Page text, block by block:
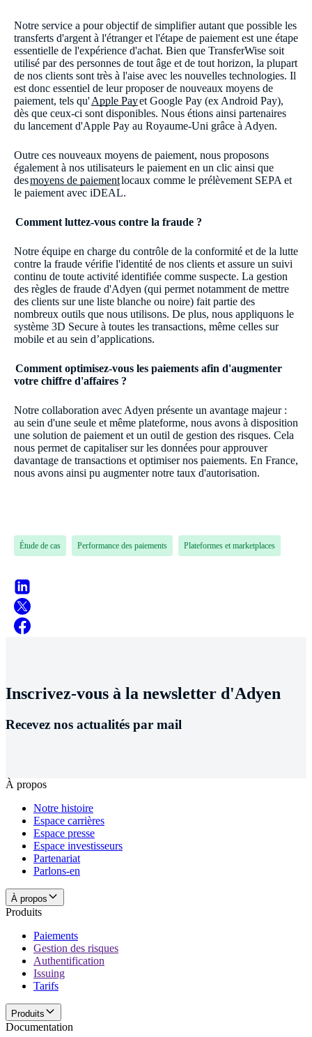
Notre service a pour objectif de simplifier autant que possible les
transferts d'argent à l'étranger et l'étape de paiement est une étape
essentielle de l'expérience d'achat. Bien que TransferWise soit
utilisé par des personnes de tout âge et de tout horizon, la plupart
de nos clients sont très à l'aise avec les nouvelles technologies. Il
est donc essentiel de leur proposer de nouveaux moyens de
paiement, tels qu'Apple Payet Google Pay (ex Android Pay),
dès que ceux-ci sont disponibles. Nous étions ainsi partenaires
du lancement d'Apple Pay au Royaume-Uni grâce à Adyen.
Outre ces nouveaux moyens de paiement, nous proposons
également à nos utilisateurs le paiement en un clic ainsi que
desmoyens de paiementlocaux comme le prélèvement SEPA et
le paiement avec iDEAL.
Comment luttez-vous contre la fraude ?
Notre équipe en charge du contrôle de la conformité et de la lutte
contre la fraude vérifie l'identité de nos clients et assure un suivi
continu de toute activité identifiée comme suspecte. La gestion
des règles de fraude d'Adyen (qui permet notamment de mettre
des clients sur une liste blanche ou noire) fait partie des
nombreux outils que nous utilisons. De plus, nous appliquons le
système 3D Secure à toutes les transactions, même celles sur
mobile et au sein d’applications.
Comment optimisez-vous les paiements afin d'augmenter
votre chiffre d'affaires ?
Notre collaboration avec Adyen présente un avantage majeur :
au sein d'une seule et même plateforme, nous avons à disposition
une solution de paiement et un outil de gestion des risques. Cela
nous permet de capitaliser sur les données pour approuver
davantage de transactions et optimiser nos paiements. En France,
nous avons ainsi pu augmenter notre taux d'autorisation.
Étude de cas Performance des paiements Plateformes et marketplaces
Inscrivez-vous à la newsletter d'Adyen
Recevez nos actualités par mail
À propos
Notre histoire
Espace carrières
Espace presse
Espace investisseurs
Partenariat
Parlons-en
À propos
Produits
Paiements
Gestion des risques
Authentification
Issuing
Tarifs
Produits
Documentation